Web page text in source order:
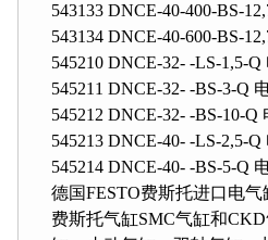
543133 DNCE-40-400-BS-
543134 DNCE-40-600-BS-
545210 DNCE-32- -LS-1,5-
545211 DNCE-32- -BS-3-Q
545212 DNCE-32- -BS-10-Q
545213 DNCE-40- -LS-2,5-
545214 DNCE-40- -BS-5-Q
德国FESTO费斯托进口电气
费斯托气缸SMC气缸和CKD气缸